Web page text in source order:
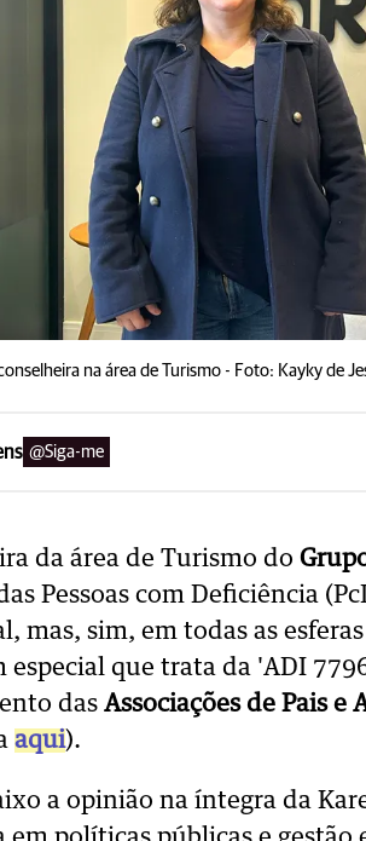
na área de Turismo - Foto: Kayky de
@Siga-me
da área de Turismo do
Pessoas com Deficiência
mas, sim, em todas as
especial que trata da 'ADI
das Associações de Pais e
aqui).
a opinião na íntegra da